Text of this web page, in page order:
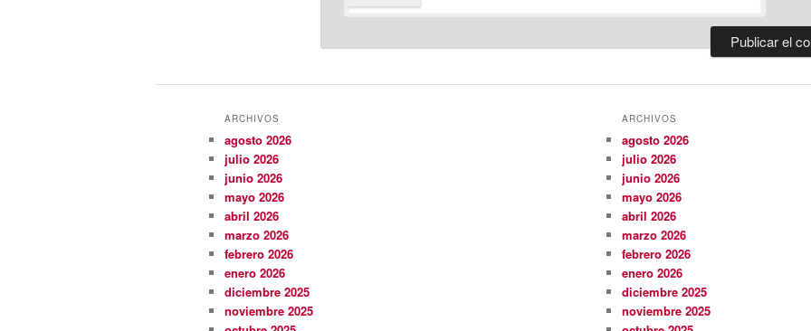
ARCHIVOS
agosto 2026
julio 2026
junio 2026
mayo 2026
abril 2026
marzo 2026
febrero 2026
enero 2026
diciembre 2025
noviembre 2025
ARCHIVOS
agosto 2026
julio 2026
junio 2026
mayo 2026
abril 2026
marzo 2026
febrero 2026
enero 2026
diciembre 2025
noviembre 2025